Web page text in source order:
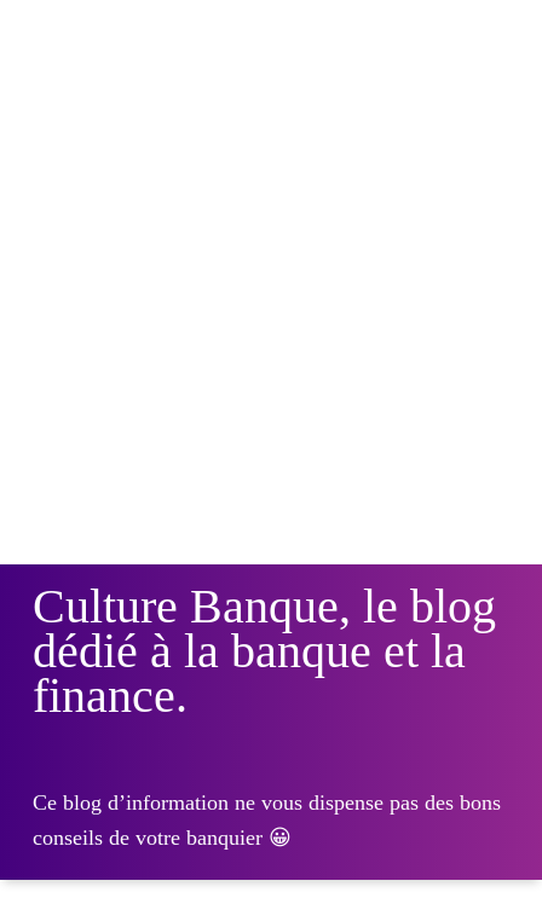
Culture Banque, le blog
dédié à la banque et la
finance.
Ce blog d’information ne vous dispense pas des bons
conseils de votre banquier 😀